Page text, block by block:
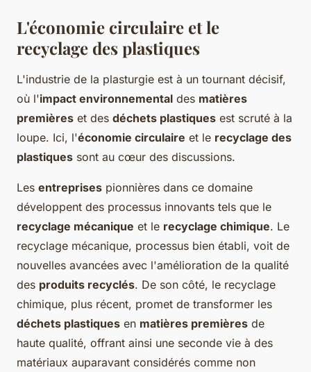
L'économie circulaire et le
recyclage des plastiques
L'industrie de la plasturgie est à un tournant décisif,
où l'impact environnemental des matières
premières et des déchets plastiques est scruté à la
loupe. Ici, l'économie circulaire et le recyclage des
plastiques sont au cœur des discussions.
Les entreprises pionnières dans ce domaine
développent des processus innovants tels que le
recyclage mécanique et le recyclage chimique. Le
recyclage mécanique, processus bien établi, voit de
nouvelles avancées avec l'amélioration de la qualité
des produits recyclés. De son côté, le recyclage
chimique, plus récent, promet de transformer les
déchets plastiques en matières premières de
haute qualité, offrant ainsi une seconde vie à des
matériaux auparavant considérés comme non